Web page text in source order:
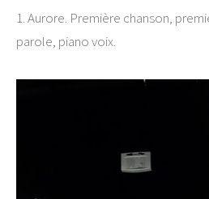
1. Aurore. Première chanson,
parole, piano voix.